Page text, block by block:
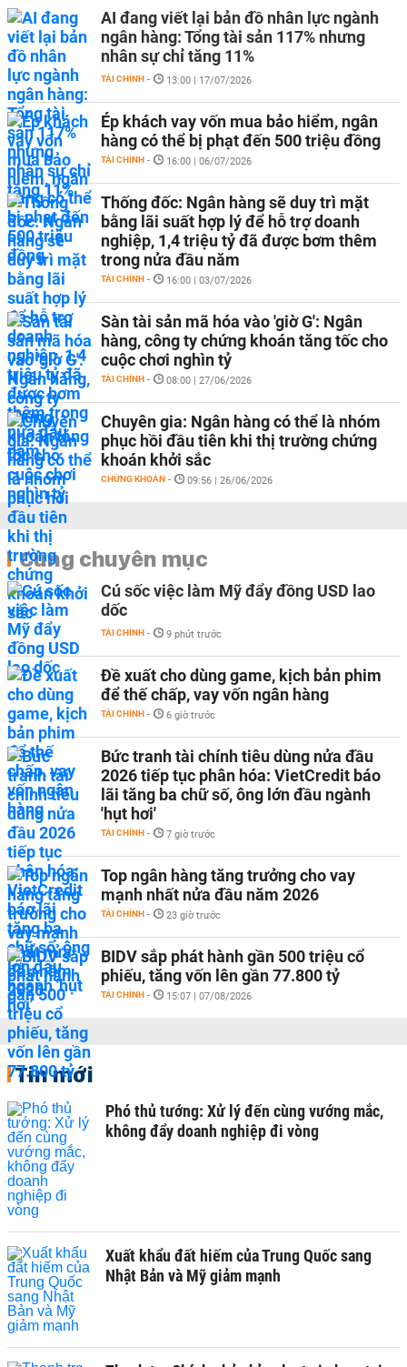
AI đang viết lại bản đồ nhân lực ngành
ngân hàng: Tổng tài sản 117% nhưng
nhân sự chỉ tăng 11%
TÀI CHÍNH - 13:00 | 17/07/2026
Ép khách vay vốn mua bảo hiểm, ngân
hàng có thể bị phạt đến 500 triệu đồng
TÀI CHÍNH - 16:00 | 06/07/2026
Thống đốc: Ngân hàng sẽ duy trì mặt
bằng lãi suất hợp lý để hỗ trợ doanh
nghiệp, 1,4 triệu tỷ đã được bơm thêm
trong nửa đầu năm
TÀI CHÍNH - 16:00 | 03/07/2026
Sàn tài sản mã hóa vào 'giờ G': Ngân
hàng, công ty chứng khoán tăng tốc cho
cuộc chơi nghìn tỷ
TÀI CHÍNH - 08:00 | 27/06/2026
Chuyên gia: Ngân hàng có thể là nhóm
phục hồi đầu tiên khi thị trường chứng
khoán khởi sắc
CHỨNG KHOÁN - 09:56 | 26/06/2026
Cùng chuyên mục
Cú sốc việc làm Mỹ đẩy đồng USD lao
dốc
TÀI CHÍNH - 9 phút trước
Đề xuất cho dùng game, kịch bản phim
để thế chấp, vay vốn ngân hàng
TÀI CHÍNH - 6 giờ trước
Bức tranh tài chính tiêu dùng nửa đầu
2026 tiếp tục phân hóa: VietCredit báo
lãi tăng ba chữ số, ông lớn đầu ngành
'hụt hơi'
TÀI CHÍNH - 7 giờ trước
Top ngân hàng tăng trưởng cho vay
mạnh nhất nửa đầu năm 2026
TÀI CHÍNH - 23 giờ trước
BIDV sắp phát hành gần 500 triệu cổ
phiếu, tăng vốn lên gần 77.800 tỷ
TÀI CHÍNH - 15:07 | 07/08/2026
Tin mới
Phó thủ tướng: Xử lý đến cùng vướng mắc,
không đẩy doanh nghiệp đi vòng
Xuất khẩu đất hiếm của Trung Quốc sang
Nhật Bản và Mỹ giảm mạnh